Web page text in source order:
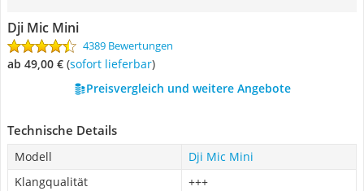
Dji Mic Mini
4389 Bewertungen
ab 49,00 € ( Sofort lieferbar)
Preisvergleich und weitere Angebote
Technische Details
Modell
Dji Mic Mini
Klangqualität
+++